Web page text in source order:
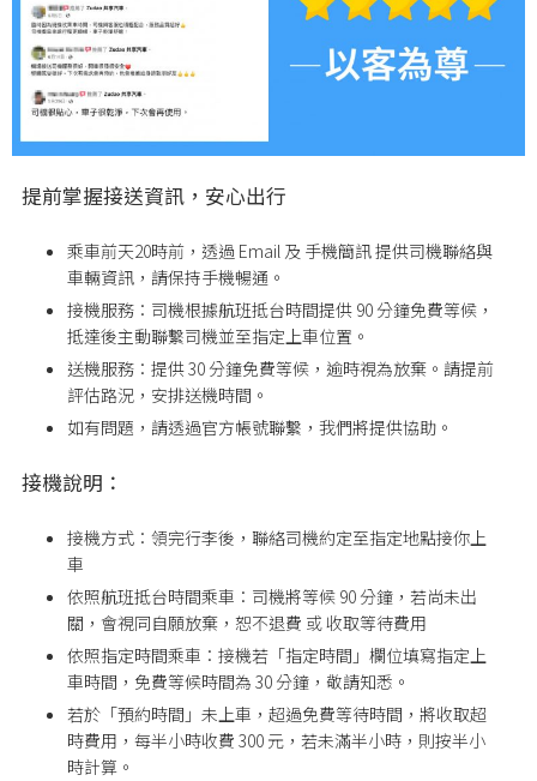
提前掌握接送資訊，安心出行
乘車前天20時前，透過 Email 及 手機簡訊 提供司機聯絡與
車輛資訊，請保持手機暢通。
接機服務：司機根據航班抵台時間提供 90 分鐘免費等候，
抵達後主動聯繫司機並至指定上車位置。
送機服務：提供 30 分鐘免費等候，逾時視為放棄。請提前
評估路況，安排送機時間。
如有問題，請透過官方帳號聯繫，我們將提供協助。
接機說明：
接機方式：領完行李後，聯絡司機約定至指定地點接你上
車
依照航班抵台時間乘車：司機將等候 90 分鐘，若尚未出
關，會視同自願放棄，恕不退費 或 收取等待費用
依照指定時間乘車：接機若「指定時間」欄位填寫指定上
車時間，免費等候時間為 30 分鐘，敬請知悉。
若於「預約時間」未上車，超過免費等待時間，將收取超
時費用，每半小時收費 300 元，若未滿半小時，則按半小
時計算。